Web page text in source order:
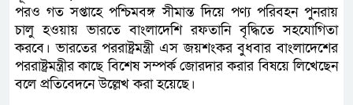
পরও গত সপ্তাহে পশ্চিমবঙ্গ সীমান্ত দিয়ে পণ্য পরিবহন পুনরায়
চালু হওয়ায় ভারতে বাংলাদেশি রফতানি বৃদ্ধিতে সহযোগিতা
করবে। ভারতের পররাষ্ট্রমন্ত্রী এস জয়শংকর বুধবার বাংলাদেশের
পররাষ্ট্রমন্ত্রীর কাছে বিশেষ সম্পর্ক জোরদার করার বিষয়ে লিখেছেন
বলে প্রতিবেদনে উল্লেখ করা হয়েছে।